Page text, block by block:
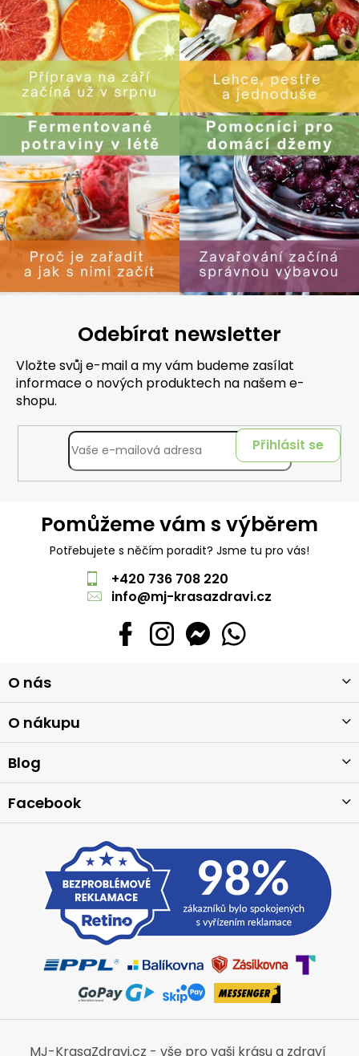
Odebírat newsletter
Vložte svůj e-mail a my vám budeme zasílat
informace o nových produktech na našem e-
shopu.
Přihlásit se
Pomůžeme vám s výběrem
Potřebujete s něčím poradit? Jsme tu pro vás!
+420 736 708 220
info@mj-krasazdravi.cz
á
p
a
t
O nás
O nákupu
Blog
Facebook
MJ-KrasaZdravi.cz - vše pro vaši krásu a zdraví